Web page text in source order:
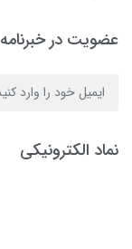
عضویت در خبرنامه
نماد الکترونیکی